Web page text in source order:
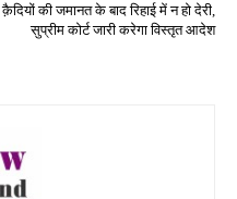
क़ैदियों की जमानत के बाद रिहाई में न हो देरी,
सुप्रीम कोर्ट जारी करेगा विस्तृत आदेश